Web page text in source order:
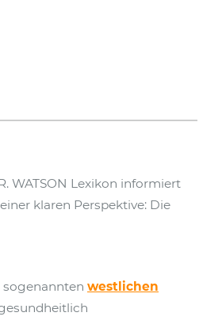
WATSON Lexikon informiert
klaren Perspektive: Die
sogenannten westlichen